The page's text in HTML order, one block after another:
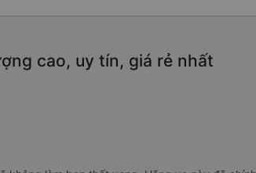
cao, uy tín, giá rẻ nhất